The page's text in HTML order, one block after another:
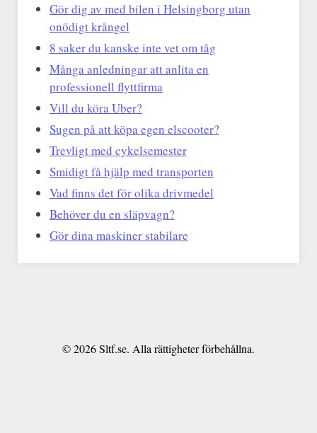
Gör dig av med bilen i Helsingborg utan
onödigt krångel
8 saker du kanske inte vet om tåg
Många anledningar att anlita en
professionell flyttfirma
Vill du köra Uber?
Sugen på att köpa egen elscooter?
Trevligt med cykelsemester
Smidigt få hjälp med transporten
Vad finns det för olika drivmedel
Behöver du en släpvagn?
Gör dina maskiner stabilare
© 2026 Sltf.se. Alla rättigheter förbehållna.